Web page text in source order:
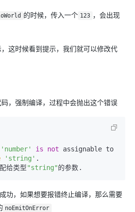
的时候，传入一个 123 ，会出现
这时候看到提示，我们就可以修改代
，强制编译，过程中会抛出这个错误
'number' is not assignable to
'string' .
给类型"string"
功，如果想要报错终止编译，那么需要
noEmitOnError